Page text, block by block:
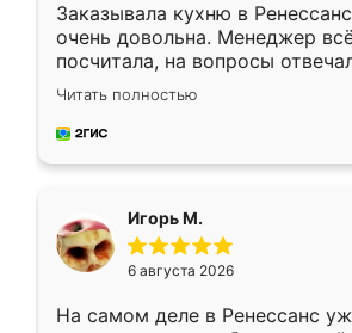
Заказывала кухню в
очень довольна. Менеджер
посчитала, на вопросы
Замерщик приехал в субботу,
делу со всей
за день, ребята работали
Читать полностью
Игорь М.
6 августа 2026
На самом деле в Ренессанс